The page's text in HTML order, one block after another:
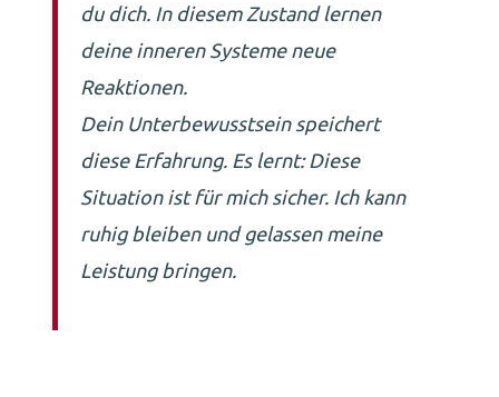
du dich. In diesem Zustand lernen
deine inneren Systeme neue
Reaktionen.
Dein Unterbewusstsein speichert
diese Erfahrung. Es lernt: Diese
Situation ist für mich sicher. Ich kann
ruhig bleiben und gelassen meine
Leistung bringen.